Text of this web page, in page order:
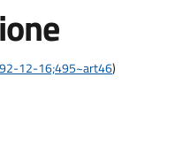
12-16;495~art46)